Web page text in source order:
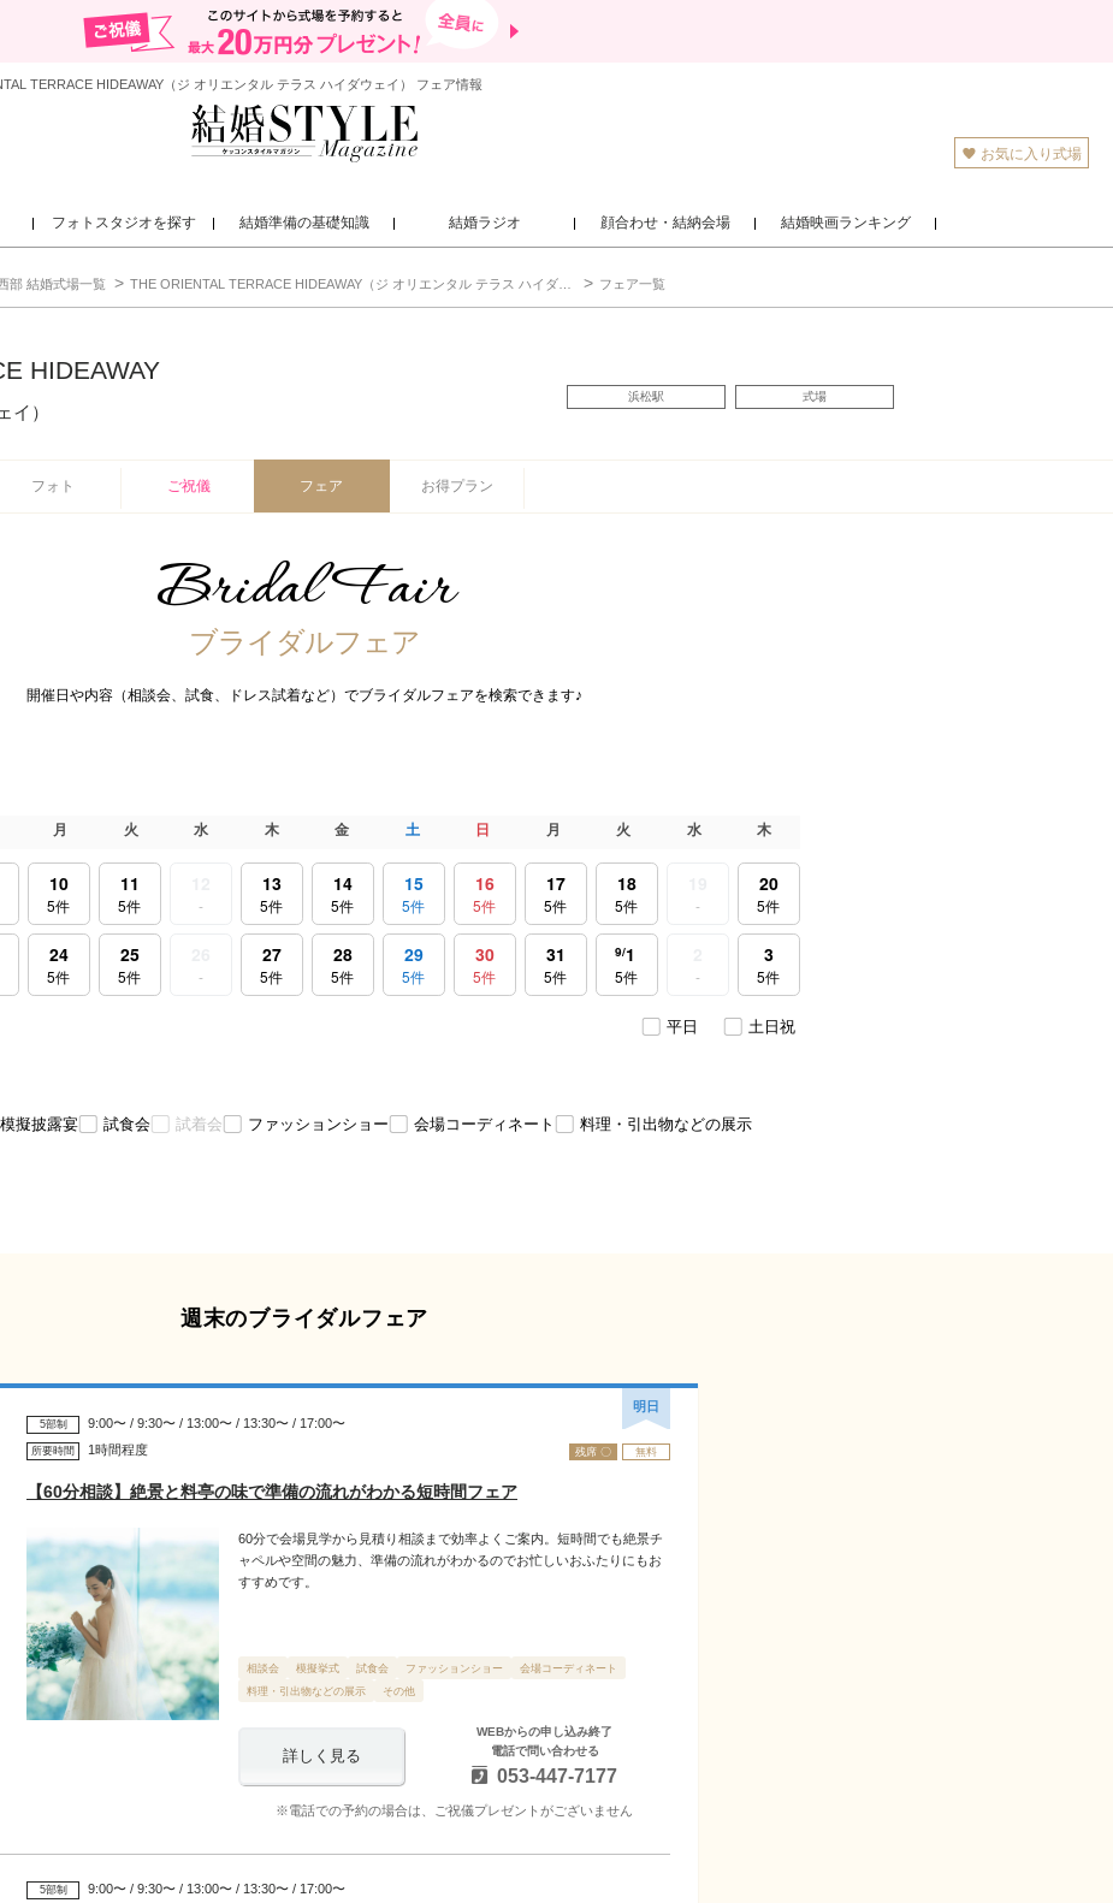
TERRACE HIDEAWAY（ジ オリエンタル テラス ハイダウェイ） フェア情報
お気に入り式場
フォトスタジオを探す 結婚準備の基礎知識 結婚ラジオ 顔合わせ・結納会場 結婚映画ランキング
部 結婚式場一覧 THE ORIENTAL TERRACE HIDEAWAY（ジ オリエンタル テラス ハイダウェイ） フェア一覧
HIDEAWAY
イ）
浜松駅 式場
フォト ご祝儀 フェア お得プラン
Bridal Fair
ブライダルフェア
開催日や内容（相談会、試食、ドレス試着など）でブライダルフェアを検索できます♪
月 火 水 木 金 土 日 月 火 水 木
10
5件
11
5件 -
13
5件
14
5件
15
5件
16
5件
17
5件
18
5件 -
20
5件
24
5件
25
5件 -
27
5件
28
5件
29
5件
30
5件
31
5件
9 1
5件 -
3
5件
平日 土日祝
模擬披露宴 試食会 試着会 ファッションショー 会場コーディネート
料理・引出物などの展示
週末のブライダルフェア
明日
残席 〇 無料
5部制 9:00〜 / 9:30〜 / 13:00〜 / 13:30〜 / 17:00〜
所要時間 1時間程度
【60分相談】絶景と料亭の味で準備の流れがわかる短時間フェア
60分で会場見学から見積り相談まで効率よくご案内。短時間でも絶景チ
ャペルや空間の魅力、準備の流れがわかるのでお忙しいおふたりにもお
すすめです。
相談会 模擬挙式 試食会 ファッションショー
会場コーディネート
料理・引出物などの展示
その他
詳しく見る
WEBからの申し込み終了
電話で問い合わせる
053-447-7177
※電話での予約の場合は、ご祝儀プレゼントがございません
5部制 9:00〜 / 9:30〜 / 13:00〜 / 13:30〜 / 17:00〜